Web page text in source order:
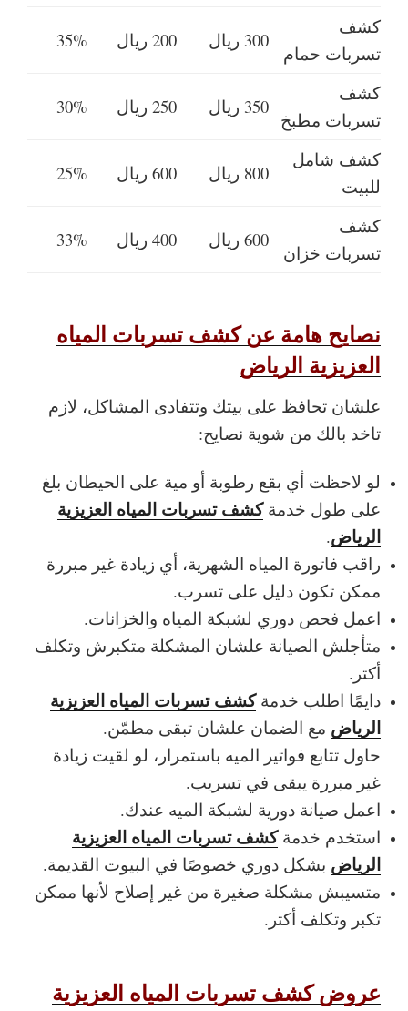
كشف
تسربات حمام
300 ريال 200 ريال 35%
كشف
تسربات مطبخ
350 ريال 250 ريال 30%
كشف شامل
للبيت
800 ريال 600 ريال 25%
كشف
تسربات خزان
600 ريال 400 ريال 33%
نصايح هامة عن كشف تسربات المياه
العزيزية الرياض
علشان تحافظ على بيتك وتتفادى المشاكل، لازم
تاخد بالك من شوية نصايح:
لو لاحظت أي بقع رطوبة أو مية على الحيطان بلغ
على طول خدمةكشف تسربات المياه العزيزية
الرياض.
راقب فاتورة المياه الشهرية، أي زيادة غير مبررة
ممكن تكون دليل على تسرب.
اعمل فحص دوري لشبكة المياه والخزانات.
متأجلش الصيانة علشان المشكلة متكبرش وتكلف
أكتر.
دايمًا اطلب خدمةكشف تسربات المياه العزيزية
الرياض مع الضمان علشان تبقى مطمّن.
حاول تتابع فواتير الميه باستمرار، لو لقيت زيادة
غير مبررة يبقى في تسريب.
اعمل صيانة دورية لشبكة الميه عندك.
استخدم خدمةكشف تسربات المياه العزيزية
الرياض بشكل دوري خصوصًا في البيوت القديمة.
متسيبش مشكلة صغيرة من غير إصلاح لأنها ممكن
تكبر وتكلف أكتر.
عروض كشف تسربات المياه العزيزية